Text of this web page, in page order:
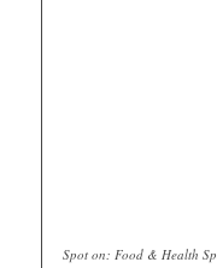
Spot on: Food & Health